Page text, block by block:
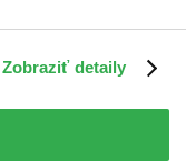
Zobraziť detaily